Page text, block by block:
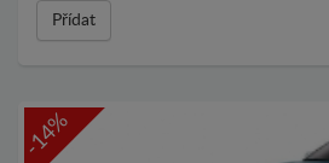
Přídat
-14%